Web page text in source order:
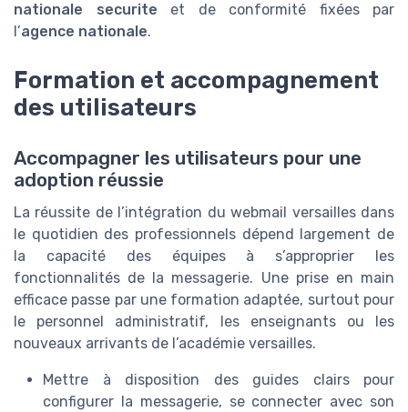
nationale securite et de conformité fixées par
l’agence nationale.
Formation et accompagnement
des utilisateurs
Accompagner les utilisateurs pour une
adoption réussie
La réussite de l’intégration du webmail versailles dans
le quotidien des professionnels dépend largement de
la capacité des équipes à s’approprier les
fonctionnalités de la messagerie. Une prise en main
efficace passe par une formation adaptée, surtout pour
le personnel administratif, les enseignants ou les
nouveaux arrivants de l’académie versailles.
Mettre à disposition des guides clairs pour
configurer la messagerie, se connecter avec son